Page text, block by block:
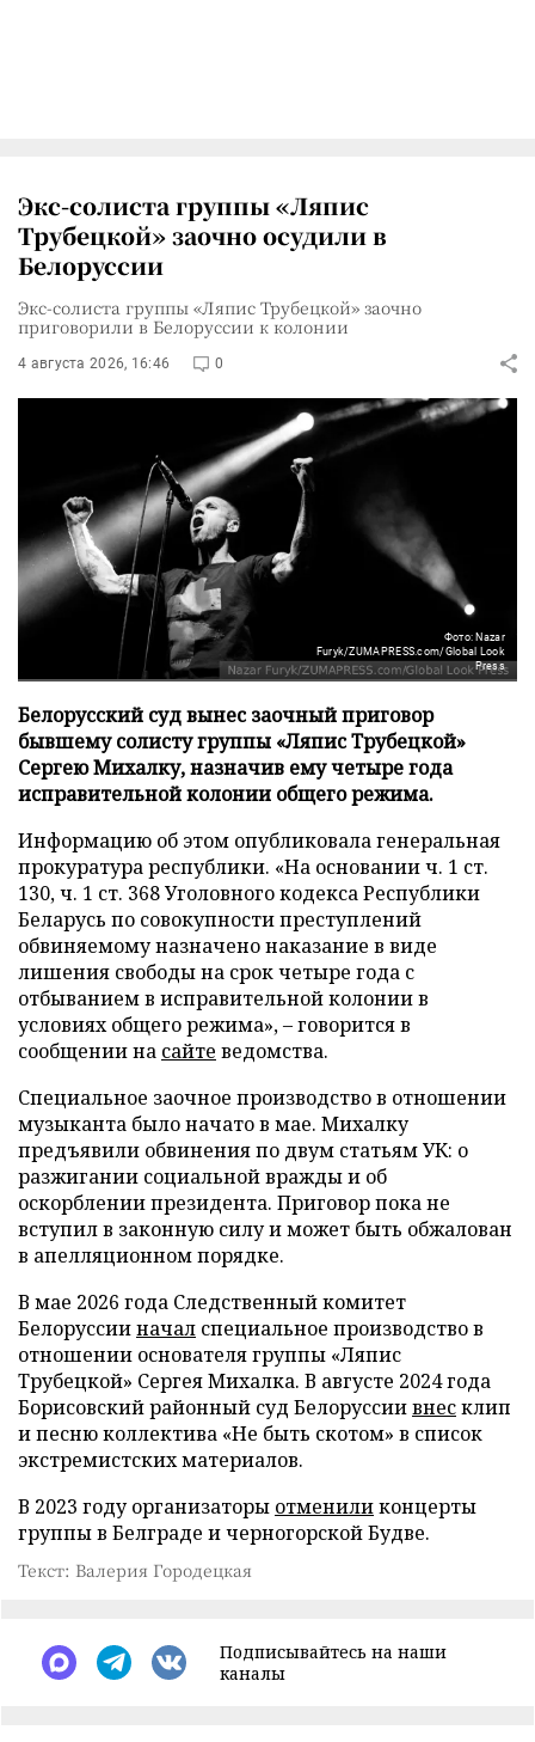
Экс-солиста группы «Ляпис
Трубецкой» заочно осудили в
Белоруссии
Экс-солиста группы «Ляпис Трубецкой» заочно
приговорили в Белоруссии к колонии
4 августа 2026, 16:46 0
Фото: Nazar
Furyk/ZUMAPRESS.com/Global Look
Press
Белорусский суд вынес заочный приговор
бывшему солисту группы «Ляпис Трубецкой»
Сергею Михалку, назначив ему четыре года
исправительной колонии общего режима.
Информацию об этом опубликовала генеральная
прокуратура республики. «На основании ч. 1 ст.
130, ч. 1 ст. 368 Уголовного кодекса Республики
Беларусь по совокупности преступлений
обвиняемому назначено наказание в виде
лишения свободы на срок четыре года с
отбыванием в исправительной колонии в
условиях общего режима», – говорится в
сообщении на сайте ведомства.
Специальное заочное производство в отношении
музыканта было начато в мае. Михалку
предъявили обвинения по двум статьям УК: о
разжигании социальной вражды и об
оскорблении президента. Приговор пока не
вступил в законную силу и может быть обжалован
в апелляционном порядке.
В мае 2026 года Следственный комитет
Белоруссииначал специальное производство в
отношении основателя группы «Ляпис
Трубецкой» Сергея Михалка. В августе 2024 года
Борисовский районный суд Белоруссиивнесклип
и песню коллектива «Не быть скотом» в список
экстремистских материалов.
В 2023 году организаторы отмениликонцерты
группы в Белграде и черногорской Будве.
Текст: Валерия Городецкая
Подписывайтесь на наши
каналы